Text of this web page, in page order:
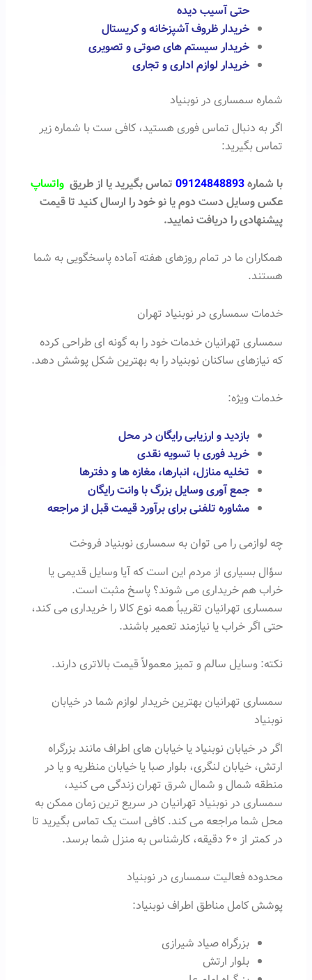
حتی آسیب دیده
خریدار ظروف آشپزخانه و کریستال
خریدار سیستم های صوتی و تصویری
خریدار لوازم اداری و تجاری
شماره سمساری در نوبنیاد
اگر به دنبال تماس فوری هستید، کافی ست با شماره زیر
تماس بگیرید:
با شماره09124848893 تماس بگیرید یا از طریقواتساپ
عکس وسایل دست دوم یا نو خود را ارسال کنید تا قیمت
پیشنهادی را دریافت نمایید.
همکاران ما در تمام روزهای هفته آماده پاسخگویی به شما
هستند.
خدمات سمساری در نوبنیاد تهران
سمساری تهرانیان خدمات خود را به گونه ای طراحی کرده
که نیازهای ساکنان نوبنیاد را به بهترین شکل پوشش دهد.
خدمات ویژه:
بازدید و ارزیابی رایگان در محل
خرید فوری با تسویه نقدی
تخلیه منازل، انبارها، مغازه ها و دفترها
جمع آوری وسایل بزرگ با وانت رایگان
مشاوره تلفنی برای برآورد قیمت قبل از مراجعه
چه لوازمی را می توان به سمساری نوبنیاد فروخت
سؤال بسیاری از مردم این است که آیا وسایل قدیمی یا
خراب هم خریداری می شوند؟ پاسخ مثبت است.
سمساری تهرانیان تقریباً همه نوع کالا را خریداری می کند،
حتی اگر خراب یا نیازمند تعمیر باشند.
نکته: وسایل سالم و تمیز معمولاً قیمت بالاتری دارند.
سمساری تهرانیان بهترین خریدار لوازم شما در خیابان
نوبنیاد
اگر در خیابان نوبنیاد یا خیابان های اطراف مانند بزرگراه
ارتش، خیابان لنگری، بلوار صبا یا خیابان منظریه و یا در
منطقه شمال و شمال شرق تهران زندگی می کنید،
سمساری در نوبنیاد تهرانیان در سریع ترین زمان ممکن به
محل شما مراجعه می کند. کافی است یک تماس بگیرید تا
در کمتر از ۶۰ دقیقه، کارشناس به منزل شما برسد.
محدوده فعالیت سمساری در نوبنیاد
پوشش کامل مناطق اطراف نوبنیاد:
بزرگراه صیاد شیرازی
بلوار ارتش